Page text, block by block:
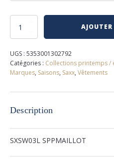
quantité
saxx
UGS : 5353001302792
Catégories : Collections printemps /
Marques, Saisons, Saxx, Vêtements
Description
SXSW03L SPPMAILLOT